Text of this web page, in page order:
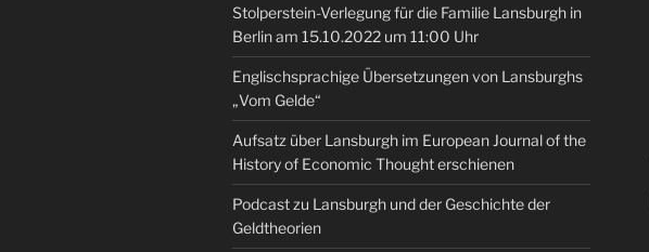
Stolperstein-Verlegung für die Familie Lansburgh in
Berlin am 15.10.2022 um 11:00 Uhr
Englischsprachige Übersetzungen von Lansburghs
„Vom Gelde“
Aufsatz über Lansburgh im European Journal of the
History of Economic Thought erschienen
Podcast zu Lansburgh und der Geschichte der
Geldtheorien